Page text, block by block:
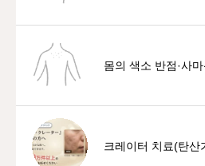
몸의 색소 반점·사마
크레이터 치료(탄산